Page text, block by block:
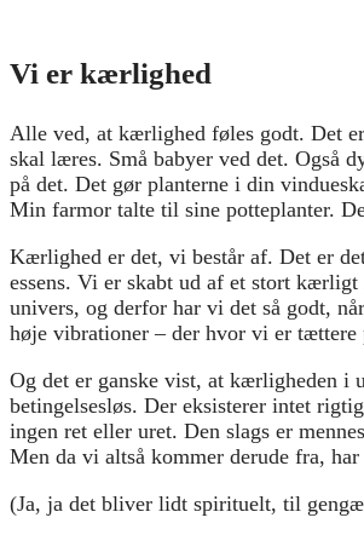
Vi er kærlighed
Alle ved, at kærlighed føles godt. Det
skal læres. Små babyer ved det. Også
på det. Det gør planterne i din
Min farmor talte til sine potteplanter.
Kærlighed er det, vi består af. Det er
essens. Vi er skabt ud af et stort kærligt
univers, og derfor har vi det så godt,
høje vibrationer – der hvor vi er tættere
Og det er ganske vist, at kærligheden i
betingelsesløs. Der eksisterer intet
ingen ret eller uret. Den slags er
Men da vi altså kommer derude fra,
(Ja, ja det bliver lidt spirituelt, til